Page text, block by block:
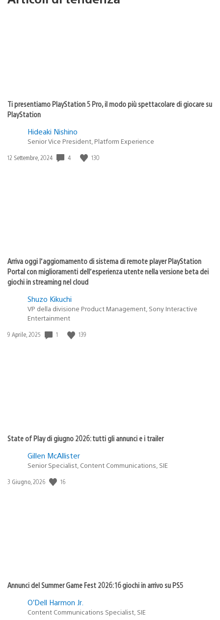
Ti presentiamo PlayStation 5 Pro, il modo più spettacolare di giocare su
PlayStation
Hideaki Nishino
Senior Vice President, Platform Experience
Data
12 Settembre, 2024 4 130
Arriva oggi l’aggiornamento di sistema di remote player PlayStation
Portal con miglioramenti dell’esperienza utente nella versione beta dei
giochi in streaming nel cloud
Shuzo Kikuchi
VP della divisione Product Management, Sony Interactive
Entertainment
Data
9 Aprile, 2025 1 139
State of Play di giugno 2026: tutti gli annunci e i trailer
Gillen McAllister
Senior Specialist, Content Communications, SIE
Data
3 Giugno, 2026 16
Annunci del Summer Game Fest 2026: 16 giochi in arrivo su PS5
O’Dell Harmon Jr.
Content Communications Specialist, SIE